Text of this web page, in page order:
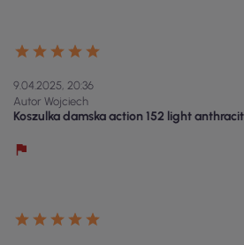
9.04.2025, 20:36
Autor Wojciech
Koszulka damska action 152 light